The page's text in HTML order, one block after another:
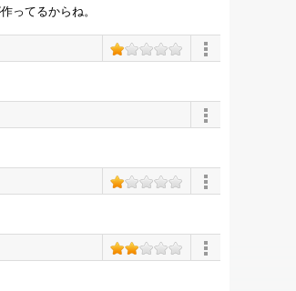
ってるからね。